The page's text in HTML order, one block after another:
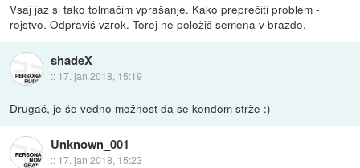
Vsaj jaz si tako tolmačim vprašanje. Kako preprečiti problem -
rojstvo. Odpraviš vzrok. Torej ne položiš semena v brazdo.
shadeX
:: 17. jan 2018, 15:19
Drugač, je še vedno možnost da se kondom strže :)
Unknown_001
:: 17. jan 2018, 15:23